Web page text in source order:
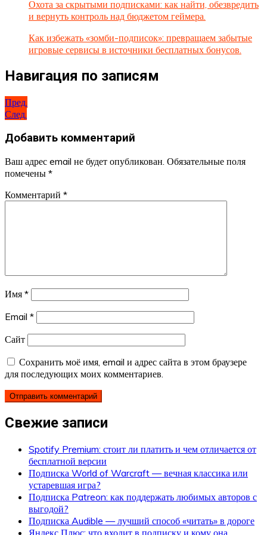
Охота за скрытыми подписками: как найти, обезвредить
и вернуть контроль над бюджетом геймера.
Как избежать «зомби-подписок»: превращаем забытые
игровые сервисы в источники бесплатных бонусов.
Навигация по записям
Пред.
След.
Добавить комментарий
Ваш адрес email не будет опубликован. Обязательные поля
помечены *
Комментарий *
Имя *
Email *
Сайт
Сохранить моё имя, email и адрес сайта в этом браузере
для последующих моих комментариев.
Свежие записи
Spotify Premium: стоит ли платить и чем отличается от
бесплатной версии
Подписка World of Warcraft — вечная классика или
устаревшая игра?
Подписка Patreon: как поддержать любимых авторов с
выгодой?
Подписка Audible — лучший способ «читать» в дороге